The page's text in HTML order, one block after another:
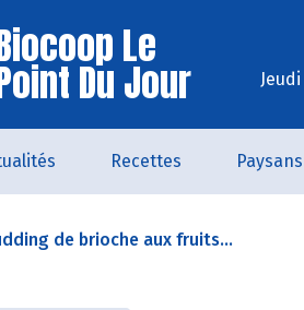
Le
Du Jour
Recettes
de brioche aux fruits...